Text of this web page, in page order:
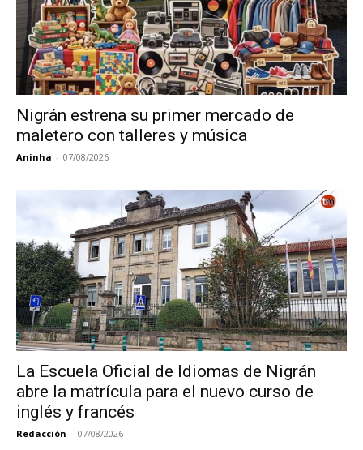
Nigrán estrena su primer mercado de
maletero con talleres y música
Aninha - 07/08/2026
La Escuela Oficial de Idiomas de Nigrán
abre la matrícula para el nuevo curso de
inglés y francés
Redacción - 07/08/2026